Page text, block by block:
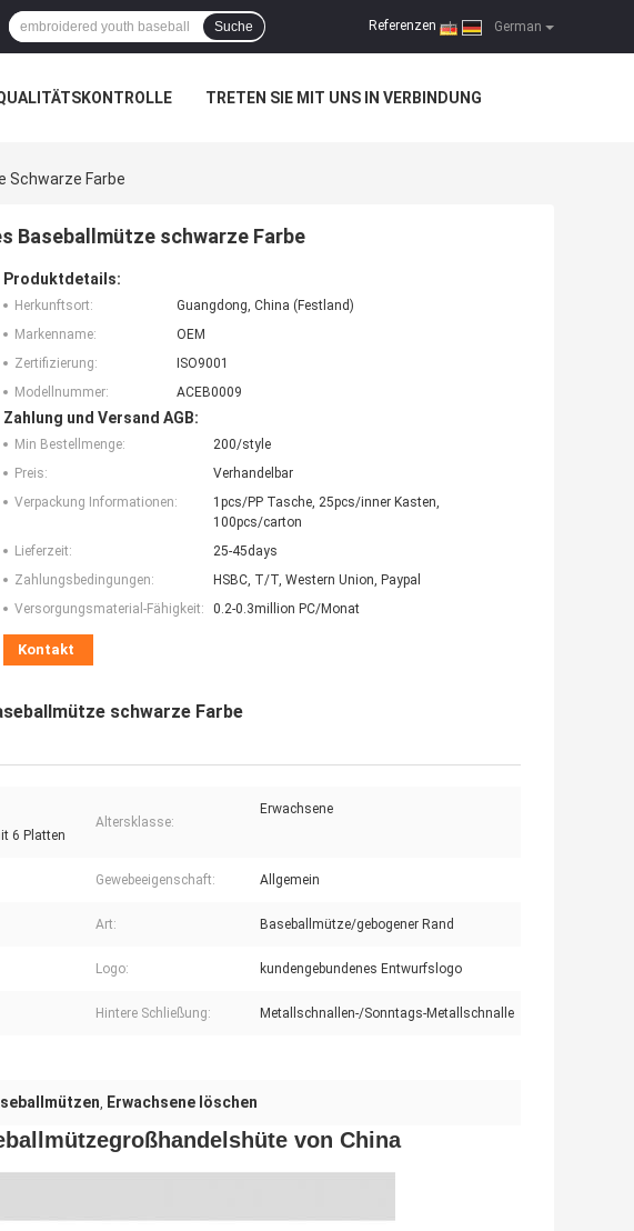
German
Referenzen |
Suche
TRETEN SIE MIT UNS IN VERBINDUNG
Schwarze Farbe
Baseballmütze schwarze Farbe
Produktdetails:
Herkunftsort:
Guangdong, China (Festland)
Markenname:
OEM
Zertifizierung:
ISO9001
Modellnummer:
ACEB0009
Zahlung und Versand AGB:
Min Bestellmenge:
200/style
Preis:
Verhandelbar
Verpackung Informationen:
1pcs/PP Tasche, 25pcs/inner Kasten,
100pcs/carton
Lieferzeit:
25-45days
Zahlungsbedingungen:
HSBC, T/T, Western Union, Paypal
Versorgungsmaterial-Fähigkeit:
0.2-0.3million PC/Monat
Kontakt
schwarze Farbe
6 Platten
Altersklasse:
Erwachsene
Gewebeeigenschaft: Allgemein
Art: Baseballmütze/gebogener Rand
Logo: kundengebundenes Entwurfslogo
Hintere Schließung: Metallschnallen-/Sonntags-Metallschnalle
, Erwachsene löschen
von China